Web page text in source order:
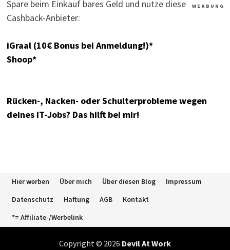
W E R B U N G
Spare beim Einkauf bares Geld und nutze diese
Cashback-Anbieter:
iGraal (10€ Bonus bei Anmeldung!)*
Shoop*
Rücken-, Nacken- oder Schulterprobleme wegen
deines IT-Jobs? Das hilft bei mir!
Hier werben Über mich Über diesen Blog
Impressum
Datenschutz
Haftung AGB
Kontakt
*= Affiliate-/Werbelink
Copyright © 2026 Devil At Work